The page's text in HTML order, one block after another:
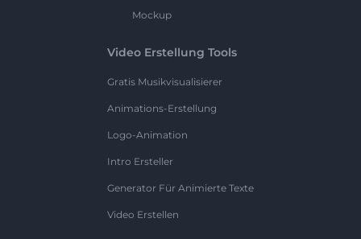
Mockup
Video Erstellung Tools
Gratis Musikvisualisierer
Animations-Erstellung
Logo-Animation
Intro Ersteller
Generator Für Animierte Texte
Video Erstellen